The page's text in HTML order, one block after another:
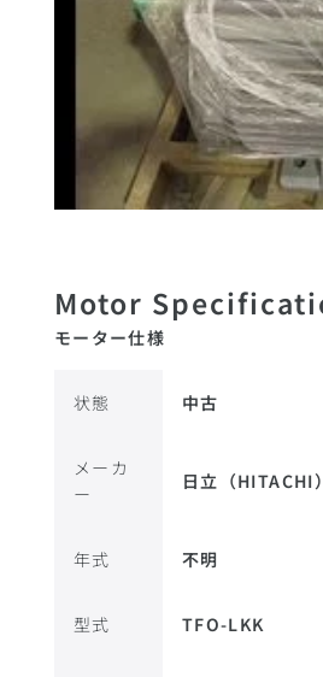
モーター仕様
状態 中古
メーカ
ー
日立（HITACHI）
年式 不明
型式 TFO-LKK